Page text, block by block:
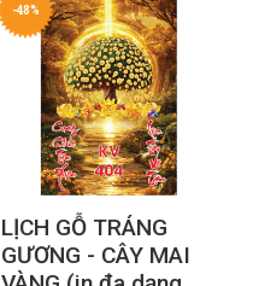
-48%
LỊCH GỖ TRÁNG
GƯƠNG - CÂY MAI